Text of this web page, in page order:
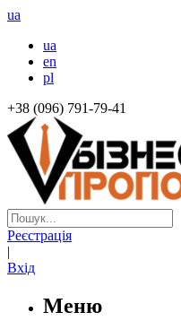
ua
ua
en
pl
+38 (096) 791-79-41
Реєстрація
|
Вхід
Меню